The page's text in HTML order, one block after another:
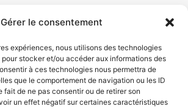
Gérer le consentement
expériences, nous utilisons des technologies
stocker et/ou accéder aux informations des
à ces technologies nous permettra de
que le comportement de navigation ou les ID
fait de ne pas consentir ou de retirer son
un effet négatif sur certaines caractéristiques